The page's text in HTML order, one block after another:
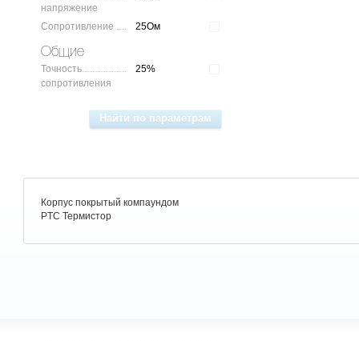
напряжение
Сопротивление 25Ом
Общие
Точность
сопротивления
25%
Корпус покрытый компаундом
PTC Термистор